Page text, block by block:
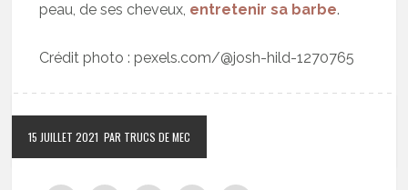
peau, de ses cheveux, entretenir sa barbe.
Crédit photo : pexels.com/@josh-hild-1270765
15 JUILLET 2021 PAR TRUCS DE MEC